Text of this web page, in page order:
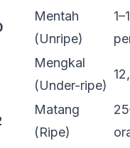
Mentah
(Unripe)
Mengkal
(Under-ripe)
Matang
(Ripe)